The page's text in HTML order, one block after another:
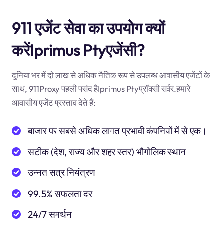
911 एजेंट सेवा का उपयोग क्यों
करेंIprimus Ptyएजेंसी?
दुनिया भर में दो लाख से अधिक नैतिक रूप से उपलब्ध आवासीय एजेंटों के
साथ, 911Proxy पहली पसंद हैIprimus Ptyप्रॉक्सी सर्वर.हमारे
आवासीय एजेंट प्रस्ताव देते हैं:
बाजार पर सबसे अधिक लागत प्रभावी कंपनियों में से एक।
सटीक (देश, राज्य और शहर स्तर) भौगोलिक स्थान
उन्नत सत्र नियंत्रण
99.5% सफलता दर
24/7 समर्थन